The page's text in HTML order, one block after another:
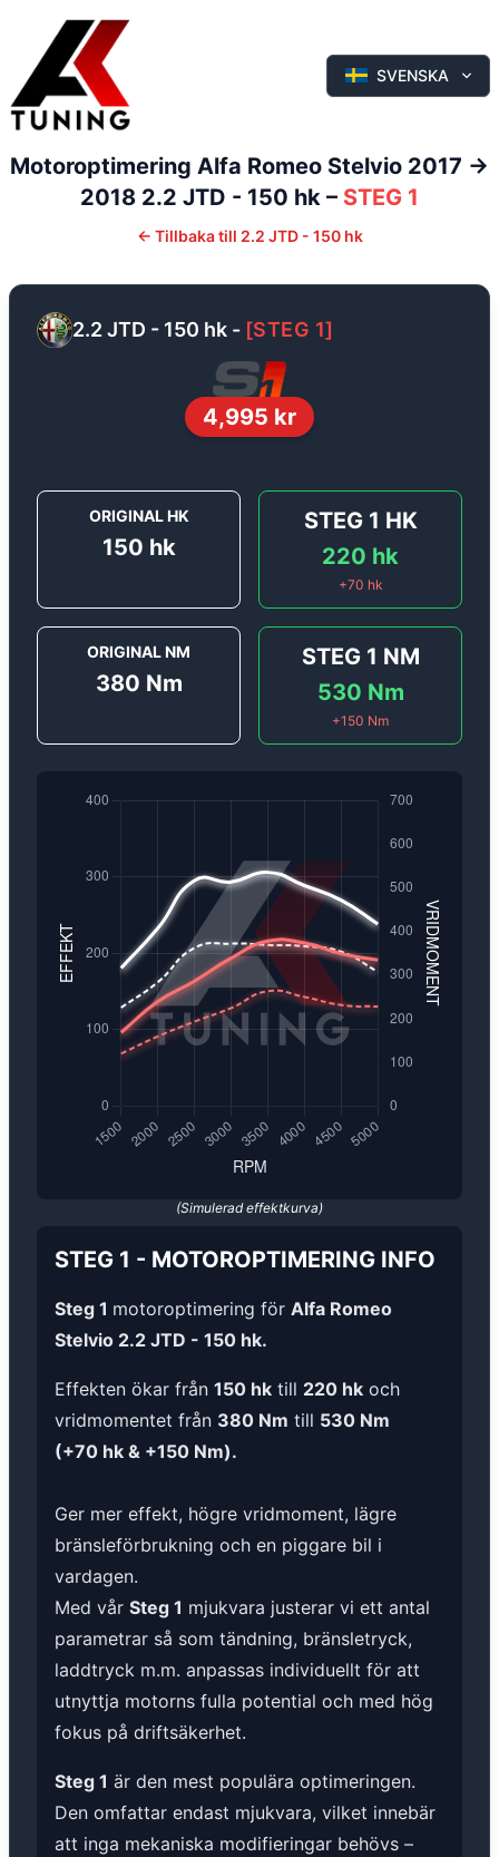
SVENSKA
Motoroptimering Alfa Romeo Stelvio 2017 ->
2018 2.2 JTD - 150 hk – STEG 1
← Tillbaka till 2.2 JTD - 150 hk
2.2 JTD - 150 hk - [STEG 1]
4,995 kr
ORIGINAL HK
150 hk
STEG 1 HK
220 hk
+70 hk
ORIGINAL NM
380 Nm
STEG 1 NM
530 Nm
+150 Nm
(Simulerad effektkurva)
STEG 1 - MOTOROPTIMERING INFO
Steg 1 motoroptimering för Alfa Romeo
Stelvio 2.2 JTD - 150 hk.
Effekten ökar från 150 hk till 220 hk och
vridmomentet från 380 Nm till 530 Nm
(+70 hk & +150 Nm).
Ger mer effekt, högre vridmoment, lägre
bränsleförbrukning och en piggare bil i
vardagen.
Med vår Steg 1 mjukvara justerar vi ett antal
parametrar så som tändning, bränsletryck,
laddtryck m.m. anpassas individuellt för att
utnyttja motorns fulla potential och med hög
fokus på driftsäkerhet.
Steg 1 är den mest populära optimeringen.
Den omfattar endast mjukvara, vilket innebär
att inga mekaniska modifieringar behövs –